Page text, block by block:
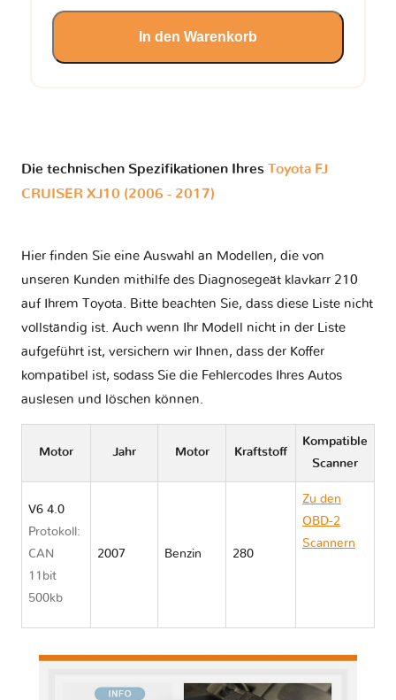
In den Warenkorb
Die technischen Spezifikationen Ihres Toyota FJ
CRUISER XJ10 (2006 - 2017)
Hier finden Sie eine Auswahl an Modellen, die von
unseren Kunden mithilfe des Diagnosegeät klavkarr 210
auf Ihrem Toyota. Bitte beachten Sie, dass diese Liste nicht
vollständig ist. Auch wenn Ihr Modell nicht in der Liste
aufgeführt ist, versichern wir Ihnen, dass der Koffer
kompatibel ist, sodass Sie die Fehlercodes Ihres Autos
auslesen und löschen können.
Motor Jahr Motor Kraftstoff
Kompatible
Scanner
V6 4.0
Protokoll:
CAN
11bit
500kb
2007 Benzin 280
Zu den
OBD-2
Scannern